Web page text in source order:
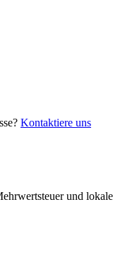
Kontaktiere uns
und lokale